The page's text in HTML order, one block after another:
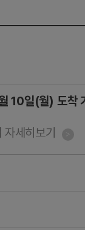
10일(월) 도착
세히보기